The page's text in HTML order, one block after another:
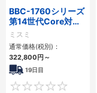
BBC-1760シリーズ
第14世代Core対応
小型フロアマウント
3PCIe
ミスミ
通常価格(税別)：
322,800円～
19日目